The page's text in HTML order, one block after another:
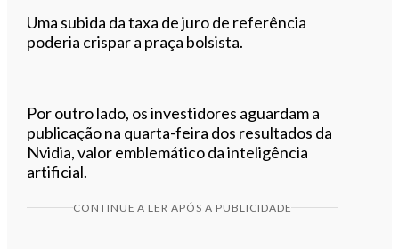
Uma subida da taxa de juro de referência
poderia crispar a praça bolsista.
Por outro lado, os investidores aguardam a
publicação na quarta-feira dos resultados da
Nvidia, valor emblemático da inteligência
artificial.
CONTINUE A LER APÓS A PUBLICIDADE